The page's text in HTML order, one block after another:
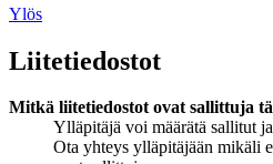
Ylös
Liitetiedostot
Mitkä liitetiedostot ovat sallittuja
Ylläpitäjä voi määrätä sallitut
Ota yhteys ylläpitäjään mikäli